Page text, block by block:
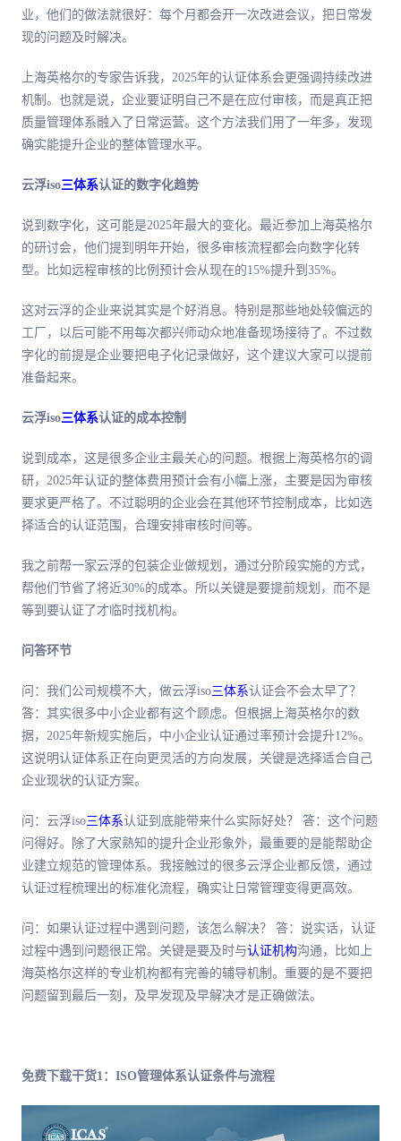
业，他们的做法就很好：每个月都会开一次改进会议，把日常发
现的问题及时解决。
上海英格尔的专家告诉我，2025年的认证体系会更强调持续改进
机制。也就是说，企业要证明自己不是在应付审核，而是真正把
质量管理体系融入了日常运营。这个方法我们用了一年多，发现
确实能提升企业的整体管理水平。
云浮iso三体系认证的数字化趋势
说到数字化，这可能是2025年最大的变化。 最近参加上海英格尔
的研讨会，他们提到明年开始，很多审核流程都会向数字化转
型。比如远程审核的比例预计会从现在的15%提升到35%。
这对云浮的企业来说其实是个好消息。特别是那些地处较偏远的
工厂，以后可能不用每次都兴师动众地准备现场接待了。不过数
字化的前提是企业要把电子化记录做好，这个建议大家可以提前
准备起来。
云浮iso三体系认证的成本控制
说到成本，这是很多企业主最关心的问题。根据上海英格尔的调
研，2025年认证的整体费用预计会有小幅上涨，主要是因为审核
要求更严格了。不过聪明的企业会在其他环节控制成本，比如选
择适合的认证范围，合理安排审核时间等。
我之前帮一家云浮的包装企业做规划，通过分阶段实施的方式，
帮他们节省了将近30%的成本。所以关键是要提前规划，而不是
等到要认证了才临时找机构。
问答环节
问：我们公司规模不大，做云浮iso三体系认证会不会太早了？
答：其实很多中小企业都有这个顾虑。但根据上海英格尔的数
据，2025年新规实施后，中小企业认证通过率预计会提升12%。
这说明认证体系正在向更灵活的方向发展，关键是选择适合自己
企业现状的认证方案。
问：云浮iso三体系认证到底能带来什么实际好处？ 答：这个问题
问得好。除了大家熟知的提升企业形象外， 最重要的是能帮助企
业建立规范的管理体系。我接触过的很多云浮企业都反馈，通过
认证过程梳理出的标准化流程，确实让日常管理变得更高效。
问：如果认证过程中遇到问题，该怎么解决？ 答：说实话，认证
过程中遇到问题很正常。关键是要及时与认证机构沟通，比如上
海英格尔这样的专业机构都有完善的辅导机制。重要的是不要把
问题留到 最后一刻，及早发现及早解决才是正确做法。
免费下载干货1：ISO管理体系认证条件与流程